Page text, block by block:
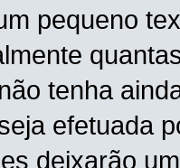
pequeno
tenha
efetuada
deixarão